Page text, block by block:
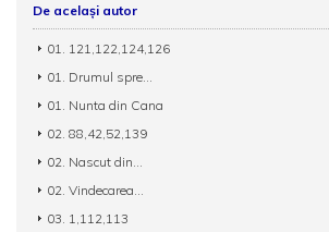
De același autor
01. 121,122,124,126
01. Drumul spre...
01. Nunta din Cana
02. 88,42,52,139
02. Nascut din...
02. Vindecarea...
03. 1,112,113